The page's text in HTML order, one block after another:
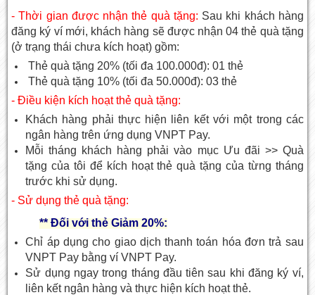
- Thời gian được nhận thẻ quà tặng: Sau khi khách hàng
đăng ký ví mới, khách hàng sẽ được nhận 04 thẻ quà tặng
(ở trạng thái chưa kích hoạt) gồm:
Thẻ quà tặng 20% (tối đa 100.000đ): 01 thẻ
Thẻ quà tặng 10% (tối đa 50.000đ): 03 thẻ
- Điều kiện kích hoạt thẻ quà tặng:
Khách hàng phải thực hiện liên kết với một trong các
ngân hàng trên ứng dụng VNPT Pay.
Mỗi tháng khách hàng phải vào mục Ưu đãi >> Quà
tặng của tôi để kích hoạt thẻ quà tặng của từng tháng
trước khi sử dụng.
- Sử dụng thẻ quà tặng:
** Đối với thẻ Giảm 20%:
Chỉ áp dụng cho giao dịch thanh toán hóa đơn trả sau
VNPT Pay bằng ví VNPT Pay.
Sử dụng ngay trong tháng đầu tiên sau khi đăng ký ví,
liên kết ngân hàng và thực hiện kích hoạt thẻ.